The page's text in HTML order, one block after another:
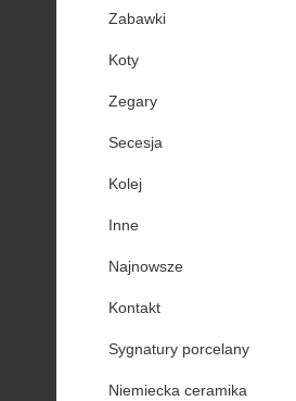
Zabawki
Koty
Zegary
Secesja
Kolej
Inne
Najnowsze
Kontakt
Sygnatury porcelany
Niemiecka ceramika